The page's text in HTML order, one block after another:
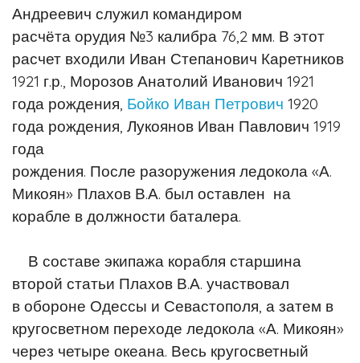
Андреевич служил командиром
расчёта орудия №3 калибра 76,2 мм. В этот
расчет входили Иван Степанович Каретников
1921 г.р., Морозов Анатолий Иванович 1921
года рождения, Бойко Иван Петрович 1920
года рождения, Лукоянов Иван Павлович 1919
года
рождения. После разоружения ледокола «А.
Микоян» Плахов В.А. был оставлен на
корабле в должности баталера.
В составе экипажа корабля старшина
второй статьи Плахов В.А. участвовал
в обороне Одессы и Севастополя, а затем в
кругосветном переходе ледокола «А. Микоян»
через четыре океана. Весь кругосветный